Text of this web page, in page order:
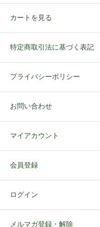
カートを見る
特定商取引法に基づく表記
プライバシーポリシー
お問い合わせ
マイアカウント
会員登録
ログイン
メルマガ登録・解除